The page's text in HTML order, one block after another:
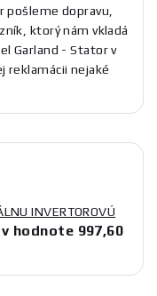
pošleme dopravu,
ktorý nám vkladá
Garland - Stator v
reklamácii nejaké
INVERTOROVÚ
v hodnote 997,60